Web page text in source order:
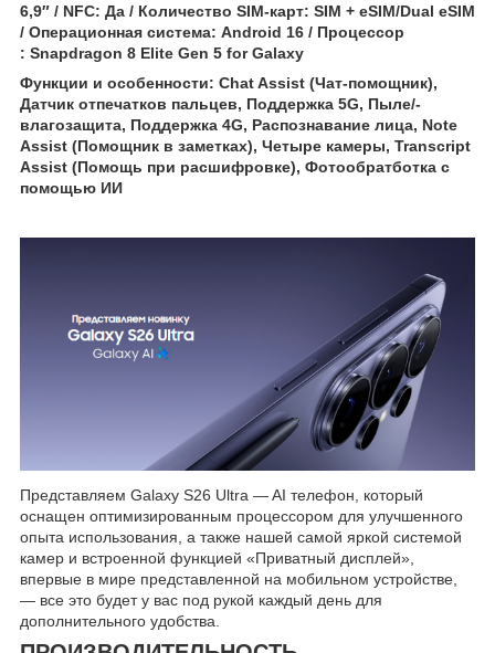
6,9″ / NFC: Да / Количество SIM-карт: SIM + eSIM/Dual eSIM
/ Операционная система: Android 16 / Процессор
: Snapdragon 8 Elite Gen 5 for Galaxy
Функции и особенности: Chat Assist (Чат-помощник),
Датчик отпечатков пальцев, Поддержка 5G, Пыле/-
влагозащита, Поддержка 4G, Распознавание лица, Note
Assist (Помощник в заметках), Четыре камеры, Transcript
Assist (Помощь при расшифровке), Фотообратботка с
помощью ИИ
Представляем Galaxy S26 Ultra — AI телефон, который
оснащен оптимизированным процессором для улучшенного
опыта использования, а также нашей самой яркой системой
камер и встроенной функцией «Приватный дисплей»,
впервые в мире представленной на мобильном устройстве,
— все это будет у вас под рукой каждый день для
дополнительного удобства.